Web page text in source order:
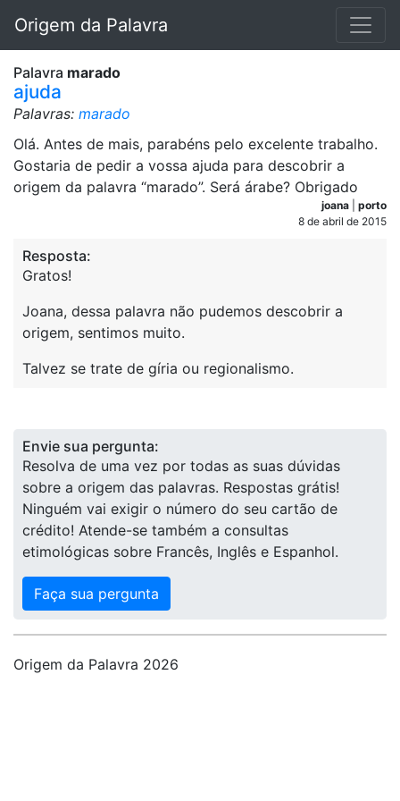
Origem da Palavra
Palavra marado
ajuda
Palavras: marado
Olá. Antes de mais, parabéns pelo excelente trabalho.
Gostaria de pedir a vossa ajuda para descobrir a
origem da palavra “marado”. Será árabe? Obrigado
joana
porto
8 de abril de 2015
Resposta:
Gratos!
Joana, dessa palavra não pudemos descobrir a
origem, sentimos muito.
Talvez se trate de gíria ou regionalismo.
Envie sua pergunta:
Resolva de uma vez por todas as suas dúvidas
sobre a origem das palavras. Respostas grátis!
Ninguém vai exigir o número do seu cartão de
crédito! Atende-se também a consultas
etimológicas sobre Francês, Inglês e Espanhol.
Faça sua pergunta
Origem da Palavra 2026